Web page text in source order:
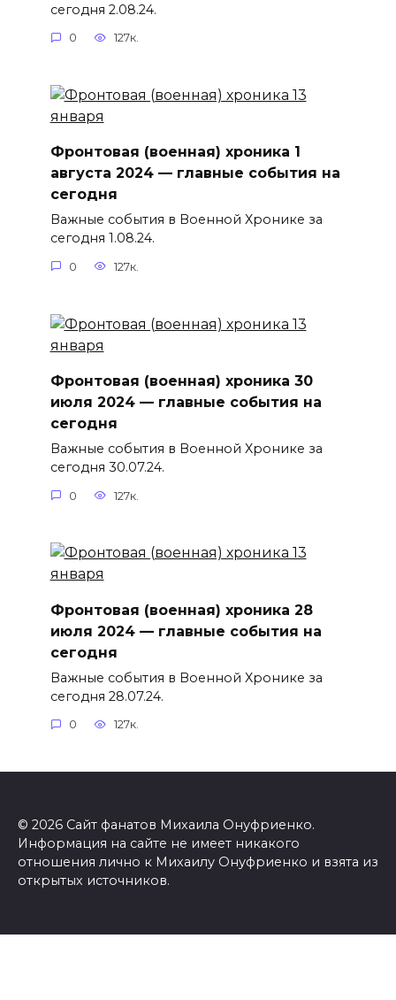
сегодня 2.08.24.
0 127к.
Фронтовая (военная) хроника 1
августа 2024 — главные события на
сегодня
Важные события в Военной Хронике за
сегодня 1.08.24.
0 127к.
Фронтовая (военная) хроника 30
июля 2024 — главные события на
сегодня
Важные события в Военной Хронике за
сегодня 30.07.24.
0 127к.
Фронтовая (военная) хроника 28
июля 2024 — главные события на
сегодня
Важные события в Военной Хронике за
сегодня 28.07.24.
0 127к.
© 2026 Сайт фанатов Михаила Онуфриенко.
Информация на сайте не имеет никакого
отношения лично к Михаилу Онуфриенко и взята из
открытых источников.